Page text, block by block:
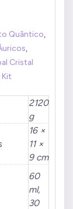
Quântico
Cristal
Kit
2120
g
16 ×
11 ×
9 cm
60
ml,
30